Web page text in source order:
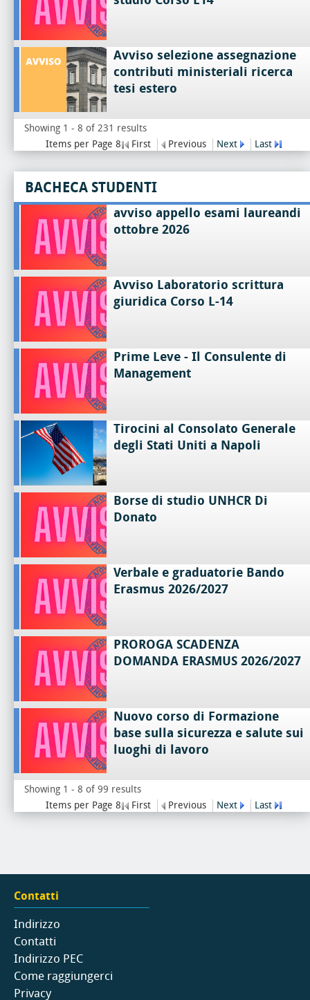
Avviso selezione assegnazione
contributi ministeriali ricerca
tesi estero
Showing 1 - 8 of 231 results
Items per Page 8
First Previous Next Last
BACHECA STUDENTI
avviso appello esami laureandi
ottobre 2026
Avviso Laboratorio scrittura
giuridica Corso L-14
Prime Leve - Il Consulente di
Management
Tirocini al Consolato Generale
degli Stati Uniti a Napoli
Borse di studio UNHCR Di
Donato
Verbale e graduatorie Bando
Erasmus 2026/2027
PROROGA SCADENZA
DOMANDA ERASMUS 2026/2027
Nuovo corso di Formazione
base sulla sicurezza e salute sui
luoghi di lavoro
Showing 1 - 8 of 99 results
Items per Page 8
First Previous Next Last
Contatti
Indirizzo
Contatti
Indirizzo PEC
Come raggiungerci
Privacy